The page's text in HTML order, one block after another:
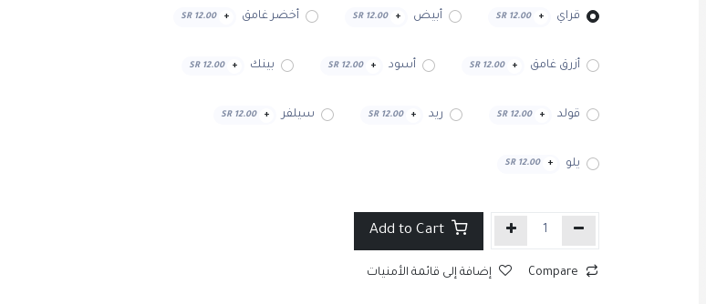
قراي +
12.00
SR أبيض +
12.00
SR أخضر غامق +
12.00
SR
أزرق غامق +
12.00
SR أسود +
12.00
SR بينك +
12.00
SR
قولد +
12.00
SR ريد +
12.00
SR سيلفر +
12.00
SR
يلو +
12.00
SR
Add to Cart
Compare إضافة إلى قائمة الأمنيات